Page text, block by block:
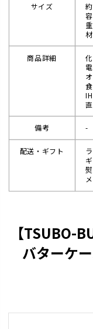
サイズ
商品詳細
備考 -
配送・ギフト
【TSUBO-
バターケ